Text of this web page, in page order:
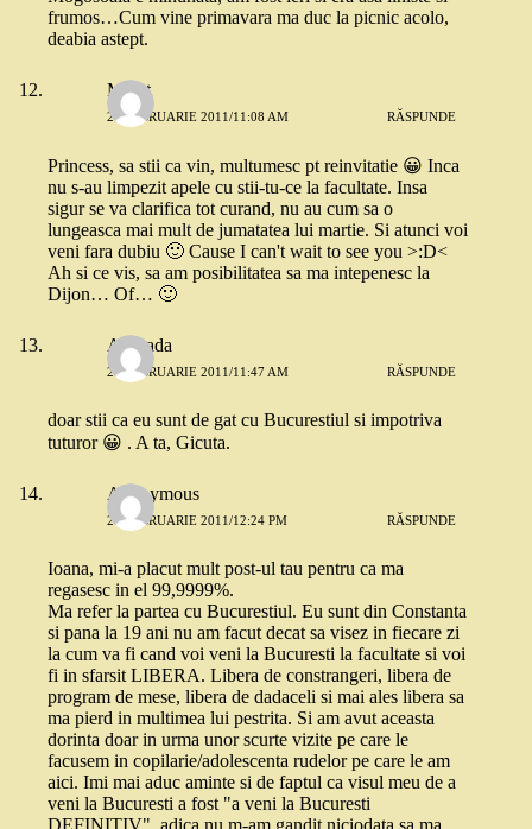
frumos…Cum vine primavara ma duc la picnic acolo,
deabia astept.
Merat
27 FEBRUARIE 2011/11:08 AM RĂSPUNDE
Princess, sa stii ca vin, multumesc pt reinvitatie 😀 Inca
nu s-au limpezit apele cu stii-tu-ce la facultate. Insa
sigur se va clarifica tot curand, nu au cum sa o
lungeasca mai mult de jumatatea lui martie. Si atunci voi
veni fara dubiu 🙂 Cause I can't wait to see you >:D<
Ah si ce vis, sa am posibilitatea sa ma intepenesc la
Dijon… Of… 🙂
Andrada
27 FEBRUARIE 2011/11:47 AM RĂSPUNDE
doar stii ca eu sunt de gat cu Bucurestiul si impotriva
tuturor 😀 . A ta, Gicuta.
Anonymous
27 FEBRUARIE 2011/12:24 PM RĂSPUNDE
Ioana, mi-a placut mult post-ul tau pentru ca ma
regasesc in el 99,9999%.
Ma refer la partea cu Bucurestiul. Eu sunt din Constanta
si pana la 19 ani nu am facut decat sa visez in fiecare zi
la cum va fi cand voi veni la Bucuresti la facultate si voi
fi in sfarsit LIBERA. Libera de constrangeri, libera de
program de mese, libera de dadaceli si mai ales libera sa
ma pierd in multimea lui pestrita. Si am avut aceasta
dorinta doar in urma unor scurte vizite pe care le
facusem in copilarie/adolescenta rudelor pe care le am
aici. Imi mai aduc aminte si de faptul ca visul meu de a
veni la Bucuresti a fost "a veni la Bucuresti
DEFINITIV", adica nu m-am gandit niciodata sa ma